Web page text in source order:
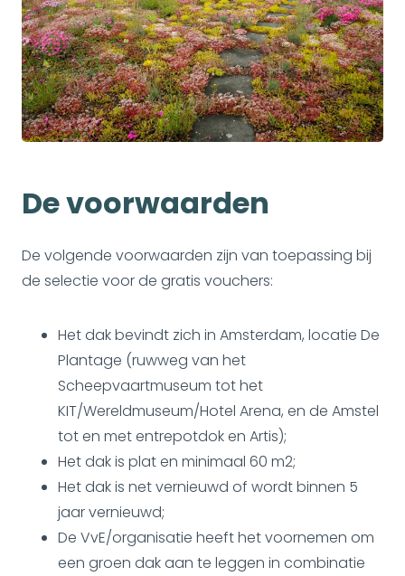
De voorwaarden
De volgende voorwaarden zijn van toepassing bij
de selectie voor de gratis vouchers:
Het dak bevindt zich in Amsterdam, locatie De
Plantage (ruwweg van het
Scheepvaartmuseum tot het
KIT/Wereldmuseum/Hotel Arena, en de Amstel
tot en met entrepotdok en Artis);
Het dak is plat en minimaal 60 m2;
Het dak is net vernieuwd of wordt binnen 5
jaar vernieuwd;
De VvE/organisatie heeft het voornemen om
een groen dak aan te leggen in combinatie